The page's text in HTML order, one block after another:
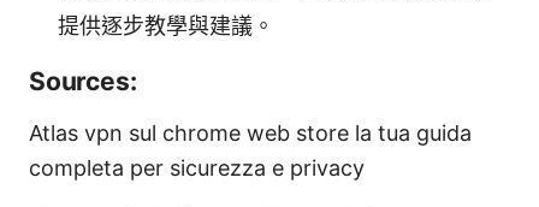
提供逐步教學與建議。
Sources:
Atlas vpn sul chrome web store la tua guida
completa per sicurezza e privacy